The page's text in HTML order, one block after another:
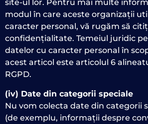
site-ul lor. Pentru mai multe
modul în care aceste organizații
caracter personal, vă rugăm să
confidențialitate. Temeiul juridic
datelor cu caracter personal în
acest articol este articolul 6
RGPD.
(iv) Date din categorii speciale
Nu vom colecta date din categorii
(de exemplu, informații despre